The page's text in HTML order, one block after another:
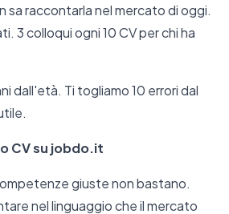
sa raccontarla nel mercato di oggi.
3 colloqui ogni 10 CV per chi ha
dall'età. Ti togliamo 10 errori dal
CV su jobdo.it
giuste non bastano.
nel linguaggio che il mercato